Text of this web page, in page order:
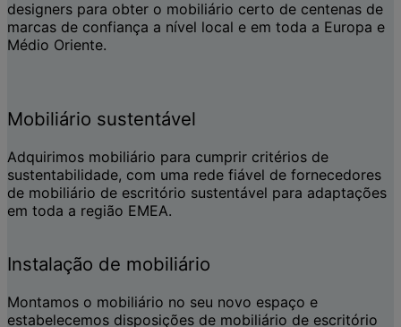
designers para obter o mobiliário certo de centenas de
marcas de confiança a nível local e em toda a Europa e
Médio Oriente.
Mobiliário sustentável
Adquirimos mobiliário para cumprir critérios de
sustentabilidade, com uma rede fiável de fornecedores
de mobiliário de escritório sustentável para adaptações
em toda a região EMEA.
Instalação de mobiliário
Montamos o mobiliário no seu novo espaço e
estabelecemos disposições de mobiliário de escritório